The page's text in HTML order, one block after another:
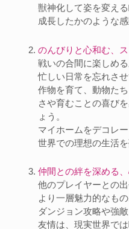
獣神化して姿を変え
成長したかのような
のんびりと心和む、
戦いの合間に楽しめ
忙しい日常を忘れさ
作物を育て、動物た
さや育むことの喜び
ょう。
マイホームをデコレ
世界での理想の生活
仲間との絆を深める
他のプレイヤーとの
より一層魅力的なもの
ダンジョン攻略や強
友情は、現実世界で